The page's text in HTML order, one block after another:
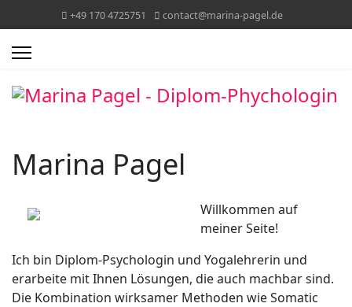
+49 170 4725751 contact@marina-pagel.de
Marina Pagel
Willkommen auf
meiner Seite!
Ich bin Diplom-Psychologin und Yogalehrerin und
erarbeite mit Ihnen Lösungen, die auch machbar sind.
Die Kombination wirksamer Methoden wie Somatic